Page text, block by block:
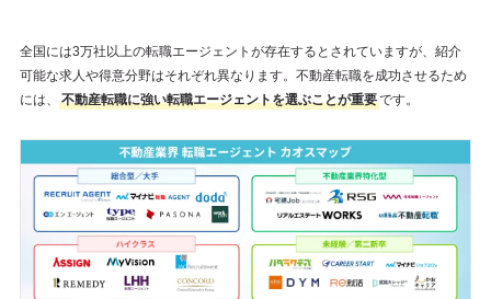
全国には3万社以上の転職エージェントが存在するとされていますが、紹介
可能な求人や得意分野はそれぞれ異なります。不動産転職を成功させるため
には、
不動産転職に強い転職エージェントを選ぶことが重要です。